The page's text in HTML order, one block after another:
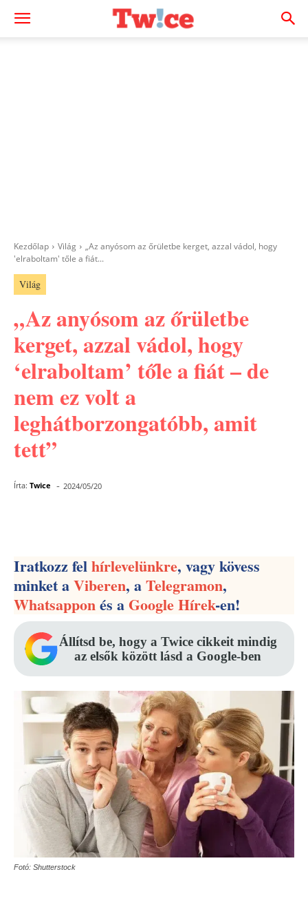
Kezdőlap Világ
„Az anyósom az őrületbe kerget, azzal vádol, hogy
'elraboltam' tőle a fiát...
Világ
„Az anyósom az őrületbe
kerget, azzal vádol, hogy
‘elraboltam’ tőle a fiát – de
nem ez volt a
leghátborzongatóbb, amit
tett”
Írta: Twice - 2024/05/20
Iratkozz felhírlevelünkre, vagy kövess
minket aViberen, aTelegramon,
Whatsapponés aGoogle Hírek-en!
Állítsd be, hogy a Twice cikkeit mindig
az elsők között lásd a Google-ben
Fotó: Shutterstock